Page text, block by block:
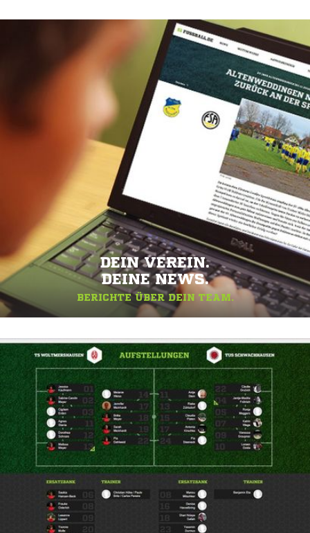
DEIN VEREIN.
DEINE NEWS.
BERICHTE ÜBER DEIN TEAM.